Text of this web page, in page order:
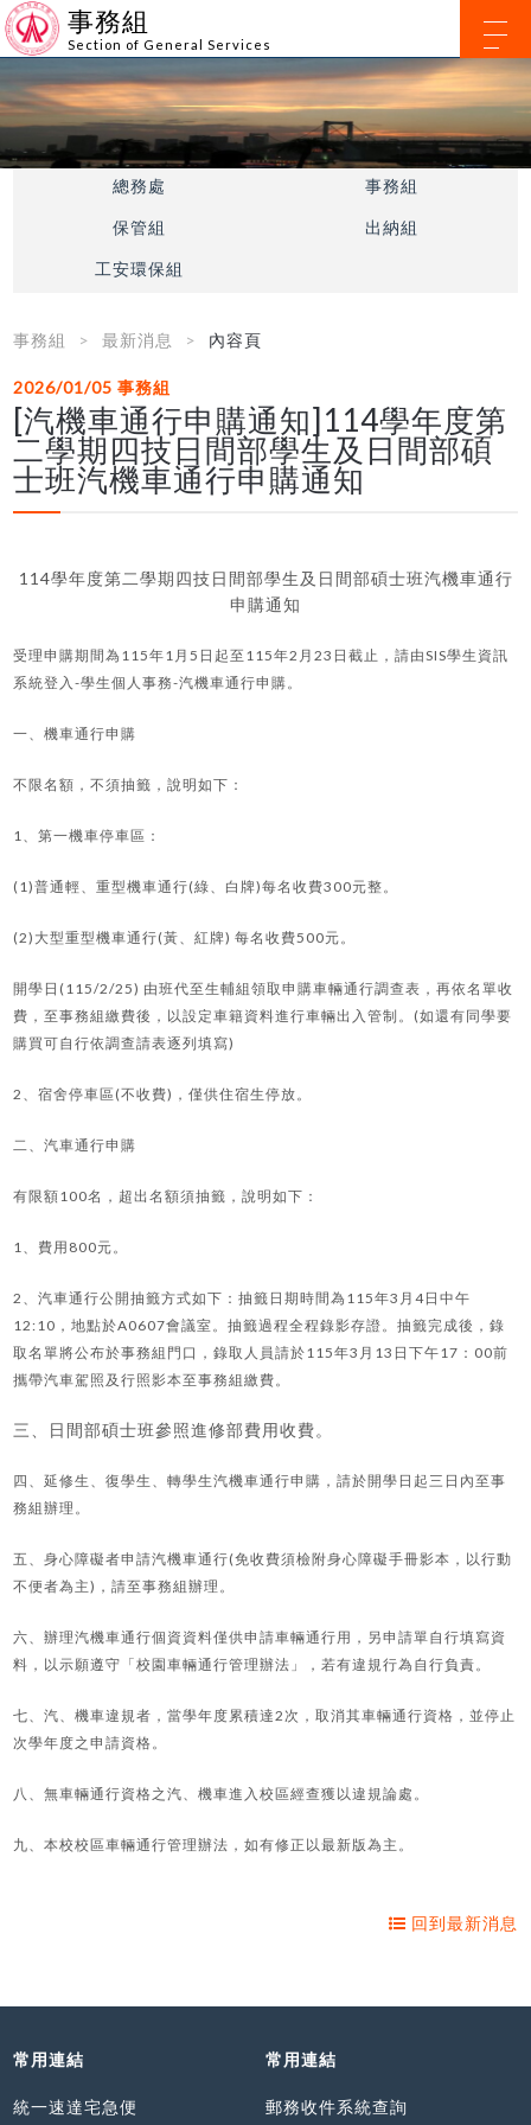
事務組
Section of General Services
總務處 事務組
保管組 出納組
工安環保組
事務組 最新消息 內容頁
2026/01/05事務組
[汽機車通行申購通知]114學年度第
二學期四技日間部學生及日間部碩
士班汽機車通行申購通知
114學年度第二學期四技日間部學生及日間部碩士班汽機車通行
申購通知
受理申購期間為115年1月5日起至115年2月23日截止，請由SIS學生資訊
系統登入-學生個人事務-汽機車通行申購。
一、機車通行申購
不限名額，不須抽籤，說明如下：
1、第一機車停車區：
(1)普通輕、重型機車通行(綠、白牌)每名收費300元整。
(2)大型重型機車通行(黃、紅牌) 每名收費500元。
開學日(115/2/25) 由班代至生輔組領取申購車輛通行調查表，再依名單收
費，至事務組繳費後，以設定車籍資料進行車輛出入管制。(如還有同學要
購買可自行依調查請表逐列填寫)
2、宿舍停車區(不收費)，僅供住宿生停放。
二、汽車通行申購
有限額100名，超出名額須抽籤，說明如下：
1、費用800元。
2、汽車通行公開抽籤方式如下：抽籤日期時間為115年3月4日中午
12:10，地點於A0607會議室。抽籤過程全程錄影存證。抽籤完成後，錄
取名單將公布於事務組門口，錄取人員請於115年3月13日下午17：00前
攜帶汽車駕照及行照影本至事務組繳費。
三、日間部碩士班參照進修部費用收費。
四、延修生、復學生、轉學生汽機車通行申購，請於開學日起三日內至事
務組辦理。
五、身心障礙者申請汽機車通行(免收費須檢附身心障礙手冊影本，以行動
不便者為主)，請至事務組辦理。
六、辦理汽機車通行個資資料僅供申請車輛通行用，另申請單自行填寫資
料，以示願遵守「校園車輛通行管理辦法」，若有違規行為自行負責。
七、汽、機車違規者，當學年度累積達2次，取消其車輛通行資格，並停止
次學年度之申請資格。
八、無車輛通行資格之汽、機車進入校區經查獲以違規論處。
九、本校校區車輛通行管理辦法，如有修正以最新版為主。
回到最新消息
常用連結
統一速達宅急便
常用連結
郵務收件系統查詢